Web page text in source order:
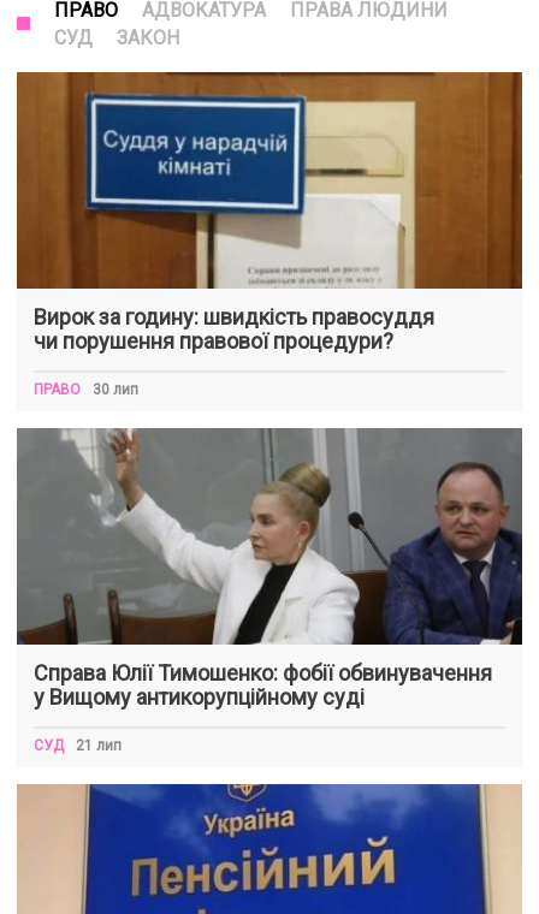
ПРАВО АДВОКАТУРА
ПРАВА ЛЮДИНИ
СУД
ЗАКОН
Вирок за годину: швидкість правосуддя
чи порушення правової процедури?
ПРАВО 30 лип
Справа Юлії Тимошенко: фобії обвинувачення
у Вищому антикорупційному суді
СУД 21 лип